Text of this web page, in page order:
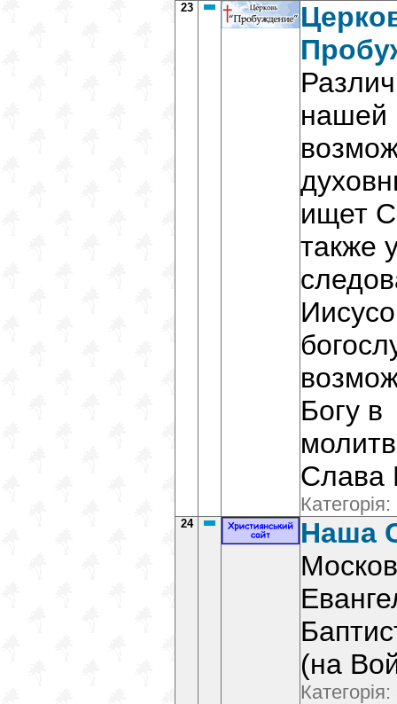
23
нашей
ищет
также
Богу в
Слава
Категорія:
24
Наша
(на
Категорія: